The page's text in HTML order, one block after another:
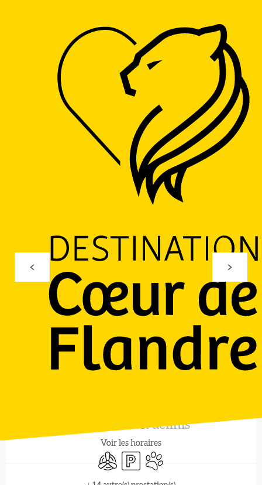
LOGO
Etangs des 3 fontaines
BRASSERIE
CUISINE TRADITIONNELLE
Rue Chieux, 59270 Saint-Jans-Cappel
Ajouter aux favoris
Horaires non définis
Voir les horaires
Air conditionné
ParkingAnimaux acceptés